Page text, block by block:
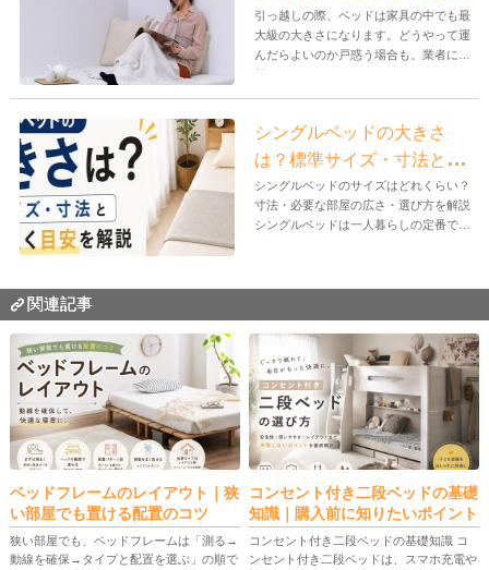
較検証！
引っ越しの際、ベッドは家具の中でも最
大級の大きさになります。どうやって運
んだらよいのか戸惑う場合も。業者に依
頼し...
シングルベッドの大きさ
は？標準サイズ・寸法と部
屋に置く目安を解説
シングルベッドのサイズはどれくらい？
寸法・必要な部屋の広さ・選び方を解説
シングルベッドは一人暮らしの定番です
関連記事
ベッドフレームのレイアウト｜狭
い部屋でも置ける配置のコツ
狭い部屋でも、ベッドフレームは「測る→
動線を確保→タイプと配置を選ぶ」の順で
コンセント付き二段ベッドの基礎
知識｜購入前に知りたいポイント
コンセント付き二段ベッドの基礎知識 コ
ンセント付き二段ベッドは、スマホ充電や